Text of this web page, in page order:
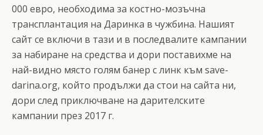
000 евро, необходима за костно-мозъчна
трансплантация на Даринка в чужбина. Нашият
сайт се включи в тази и в последвалите кампании
за набиране на средства и дори поставихме на
най-видно място голям банер с линк към save-
darina.org, който продължи да стои на сайта ни,
дори след приключване на дарителските
кампании през 2017 г.